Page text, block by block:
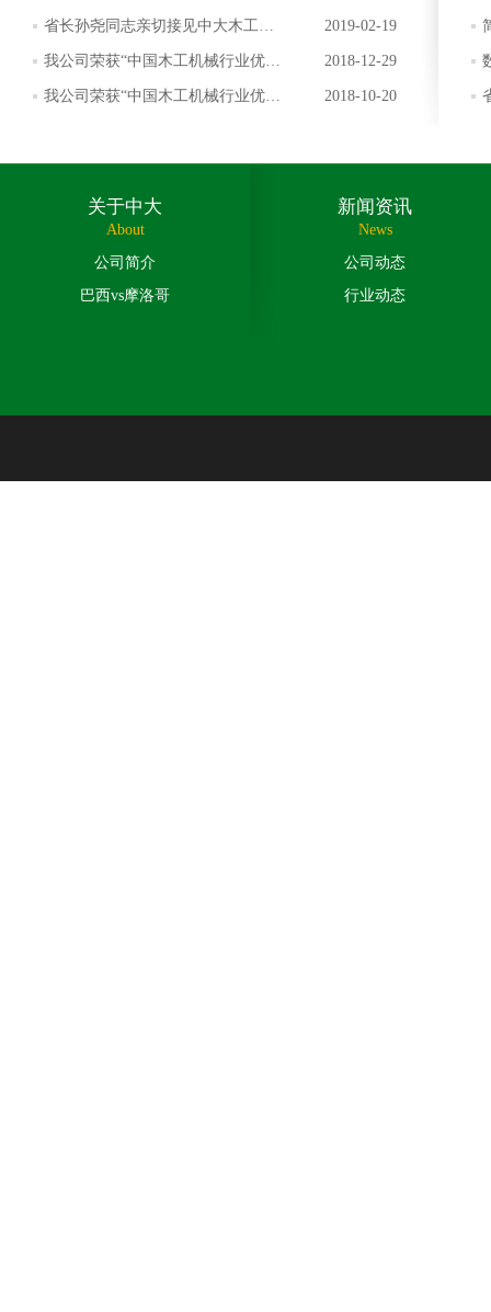
予好评
省长孙尧同志亲切接见中大木工总
经理
2019-02-19
我公司荣获“中国木工机械行业优秀
实木加工机械生产企业”称号
2018-12-29
我公司荣获“中国木工机械行业优秀 2018-10-20
关于中大
About
公司简介
巴西vs摩洛哥
新闻资讯
News
公司动态
行业动态